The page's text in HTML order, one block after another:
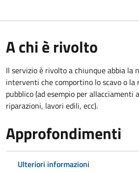
A chi è rivolto
Il servizio è rivolto a chiunque abbia la
interventi che comportino lo scavo o
pubblico (ad esempio per allacciamenti
riparazioni, lavori edili, ecc).
Approfondimenti
Ulteriori informazioni